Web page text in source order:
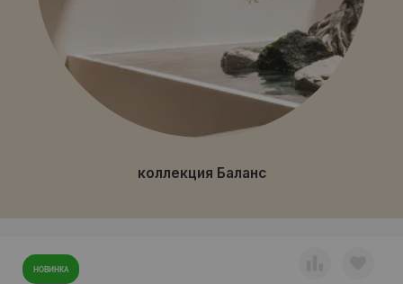
коллекция Баланс
НОВИНКА